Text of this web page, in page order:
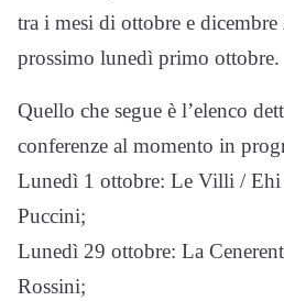
tra i mesi di ottobre e
prossimo lunedì primo ottobre.
Quello che segue è l’elenco
conferenze al momento in
Lunedì 1 ottobre: Le Villi /
Puccini;
Lunedì 29 ottobre: La
Rossini;